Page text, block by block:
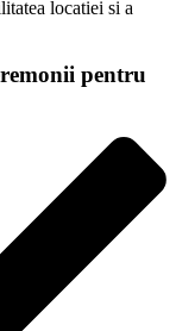
locatiei si a
pentru